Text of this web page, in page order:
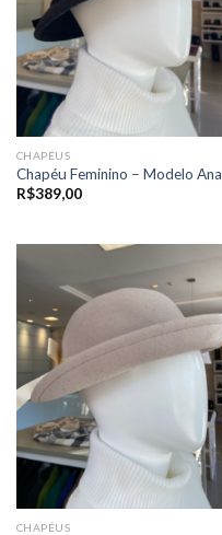
CHAPÉUS
Chapéu Feminino – Modelo Ana
R$389,00
CHAPÉUS